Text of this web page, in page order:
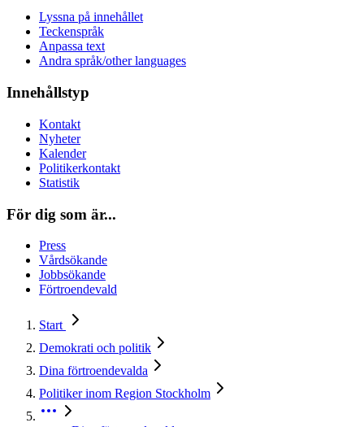
Lyssna på innehållet
Teckenspråk
Anpassa text
Andra språk/other languages
Innehållstyp
Kontakt
Nyheter
Kalender
Politikerkontakt
Statistik
För dig som är...
Press
Vårdsökande
Jobbsökande
Förtroendevald
Start
Demokrati och politik
Dina förtroendevalda
Politiker inom Region Stockholm